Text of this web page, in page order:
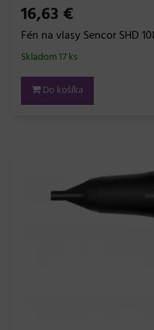
16,63 €
Fén na vlasy Sencor SHD
Skladom 17 ks
Do košíka